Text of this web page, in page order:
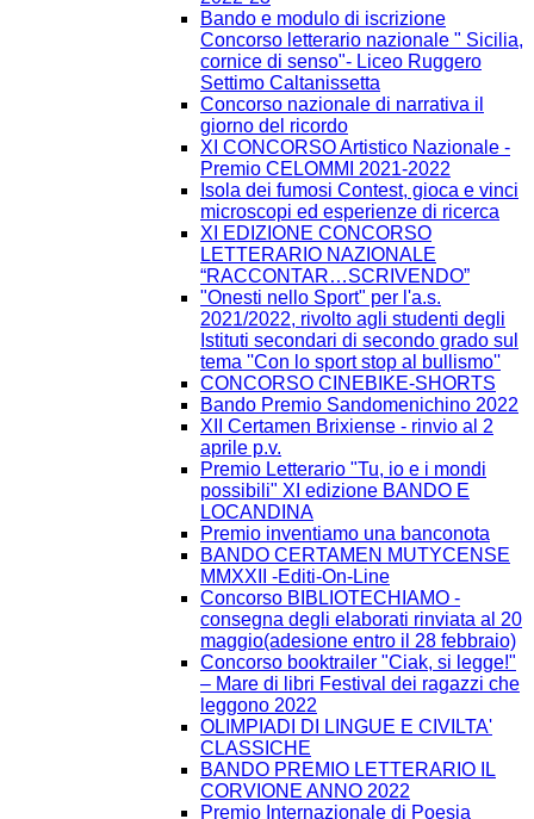
Bando e modulo di iscrizione
Concorso letterario nazionale " Sicilia,
cornice di senso"- Liceo Ruggero
Settimo Caltanissetta
Concorso nazionale di narrativa il
giorno del ricordo
XI CONCORSO Artistico Nazionale -
Premio CELOMMI 2021-2022
Isola dei fumosi Contest, gioca e vinci
microscopi ed esperienze di ricerca
XI EDIZIONE CONCORSO
LETTERARIO NAZIONALE
“RACCONTAR…SCRIVENDO”
"Onesti nello Sport" per l'a.s.
2021/2022, rivolto agli studenti degli
Istituti secondari di secondo grado sul
tema ''Con lo sport stop al bullismo''
CONCORSO CINEBIKE-SHORTS
Bando Premio Sandomenichino 2022
XII Certamen Brixiense - rinvio al 2
aprile p.v.
Premio Letterario "Tu, io e i mondi
possibili" XI edizione BANDO E
LOCANDINA
Premio inventiamo una banconota
BANDO CERTAMEN MUTYCENSE
MMXXII -Editi-On-Line
Concorso BIBLIOTECHIAMO -
consegna degli elaborati rinviata al 20
maggio(adesione entro il 28 febbraio)
Concorso booktrailer "Ciak, si legge!"
– Mare di libri Festival dei ragazzi che
leggono 2022
OLIMPIADI DI LINGUE E CIVILTA'
CLASSICHE
BANDO PREMIO LETTERARIO IL
CORVIONE ANNO 2022
Premio Internazionale di Poesia